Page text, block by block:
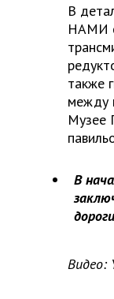
В
НАМИ
также
между
Музее
В
Видео: